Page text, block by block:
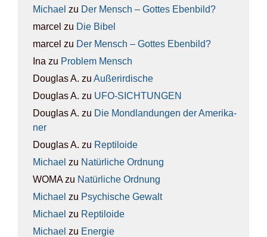
Michael zu Der Mensch – Got­tes Eben­bild?
marcel zu Die Bibel
marcel zu Der Mensch – Got­tes Eben­bild?
Ina zu Pro­blem Mensch
Douglas A. zu Außer­ir­di­sche
Douglas A. zu UFO-SICH­TUN­GEN
Douglas A. zu Die Mond­lan­dun­gen der Ame­ri­ka­
ner
Douglas A. zu Rep­ti­lo­ide
Michael zu Natür­li­che Ord­nung
WOMAzu Natür­li­che Ord­nung
Michael zu Psy­chi­sche Gewalt
Michael zu Rep­ti­lo­ide
Michael zu Ener­gie